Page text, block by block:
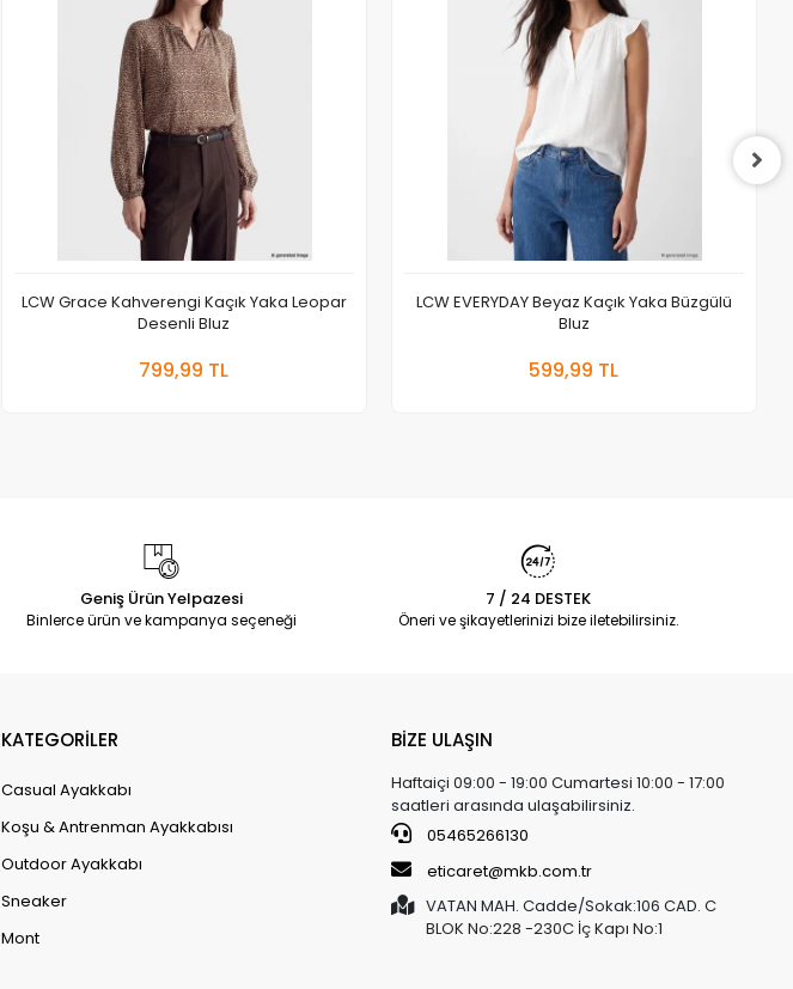
LCW Grace Kahverengi Kaçık Yaka Leopar
Desenli Bluz
799,99 TL
LCW EVERYDAY Beyaz Kaçık Yaka Büzgülü
Bluz
599,99 TL
Geniş Ürün Yelpazesi
Binlerce ürün ve kampanya seçeneği
7 / 24 DESTEK
Öneri ve şikayetlerinizi bize iletebilirsiniz.
KATEGORİLER
Casual Ayakkabı
Koşu & Antrenman Ayakkabısı
Outdoor Ayakkabı
Sneaker
Mont
BİZE ULAŞIN
Haftaiçi 09:00 - 19:00 Cumartesi 10:00 - 17:00
saatleri arasında ulaşabilirsiniz.
05465266130
eticaret@mkb.com.tr
VATAN MAH. Cadde/Sokak:106 CAD. C
BLOK No:228 -230C İç Kapı No:1